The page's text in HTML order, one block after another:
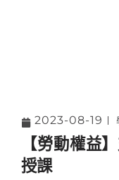
2023-08-19
【勞動權益
授課